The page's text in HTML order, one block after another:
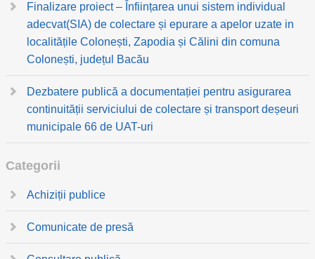
Finalizare proiect – Înființarea unui sistem individual
adecvat(SIA) de colectare și epurare a apelor uzate in
localitățile Colonești, Zapodia și Călini din comuna
Colonești, județul Bacău
Dezbatere publică a documentației pentru asigurarea
continuității serviciului de colectare și transport deșeuri
municipale 66 de UAT-uri
Categorii
Achiziții publice
Comunicate de presă